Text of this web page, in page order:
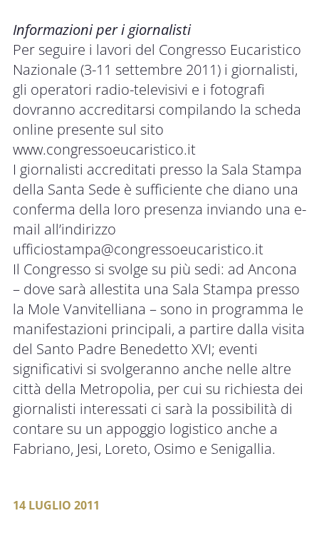
Informazioni per i giornalisti
Per seguire i lavori del Congresso Eucaristico
Nazionale (3-11 settembre 2011) i giornalisti,
gli operatori radio-televisivi e i fotografi
dovranno accreditarsi compilando la scheda
online presente sul sito
www.congressoeucaristico.it
I giornalisti accreditati presso la Sala Stampa
della Santa Sede è sufficiente che diano una
conferma della loro presenza inviando una e-
mail all’indirizzo
ufficiostampa@congressoeucaristico.it
Il Congresso si svolge su più sedi: ad Ancona
– dove sarà allestita una Sala Stampa presso
la Mole Vanvitelliana – sono in programma le
manifestazioni principali, a partire dalla visita
del Santo Padre Benedetto XVI; eventi
significativi si svolgeranno anche nelle altre
città della Metropolia, per cui su richiesta dei
giornalisti interessati ci sarà la possibilità di
contare su un appoggio logistico anche a
Fabriano, Jesi, Loreto, Osimo e Senigallia.
14 LUGLIO 2011